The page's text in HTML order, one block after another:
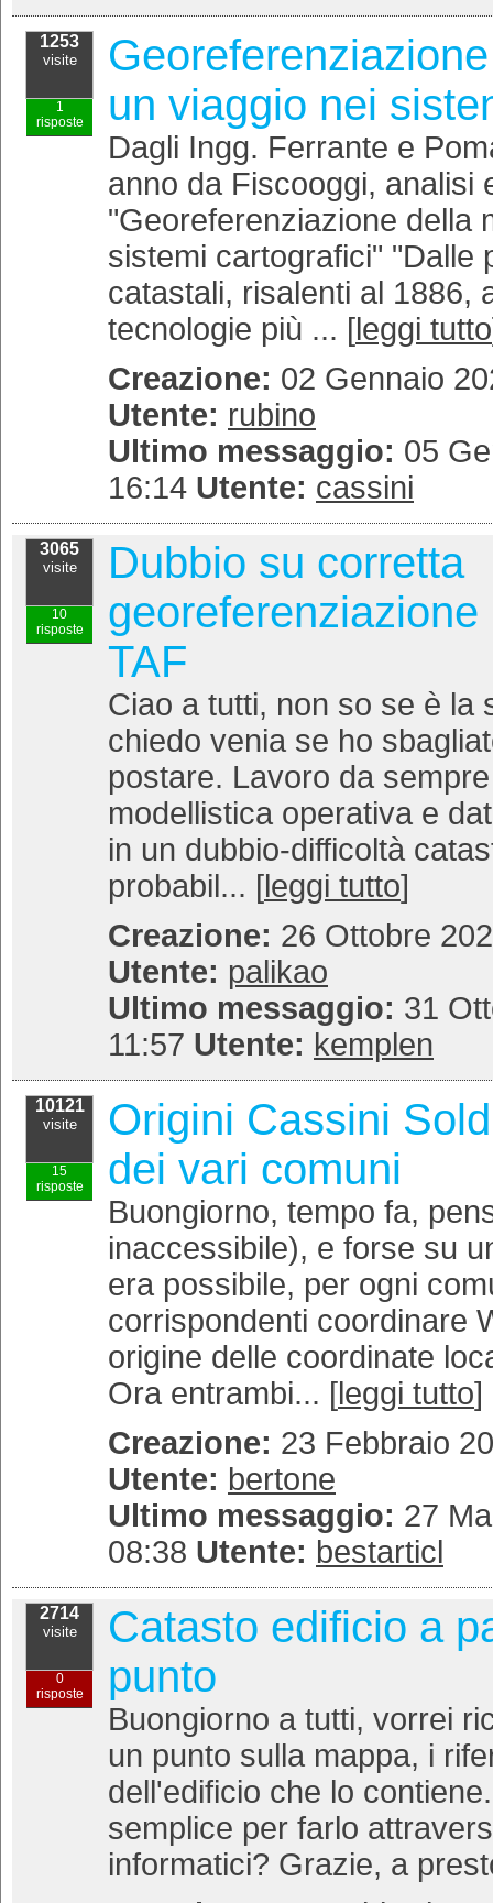
1253
visite
1
risposte
un viaggio nei
Dagli Ingg. Ferrante e
anno da Fiscooggi, analisi
"Georeferenziazione della
sistemi cartografici" "Dalle
catastali, risalenti al 1886,
tecnologie più ... [ leggi tutto
Creazione: 02 Gennaio
Utente: rubino
Ultimo messaggio: 05
16:14 Utente: cassini
3065
visite
10
risposte
Dubbio su corretta
TAF
Ciao a tutti, non so se è la
chiedo venia se ho
postare. Lavoro da
modellistica operativa e
in un dubbio-difficoltà
probabil... [ leggi tutto]
Creazione: 26 Ottobre
Utente: palikao
Ultimo messaggio: 31
11:57 Utente: kemplen
10121
visite
15
risposte
Origini Cassini
dei vari comuni
Buongiorno, tempo fa,
inaccessibile), e forse su
era possibile, per ogni
corrispondenti coordinare
origine delle coordinate
Ora entrambi... [ leggi tutto]
Creazione: 23 Febbraio
Utente: bertone
Ultimo messaggio: 27
08:38 Utente: bestarticl
2714
visite
0
risposte
Catasto edificio a
punto
Buongiorno a tutti, vorrei
un punto sulla mappa, i
dell'edificio che lo
semplice per farlo
informatici? Grazie, a